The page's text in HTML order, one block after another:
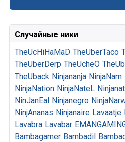
Случайные ники
TheUcHiHaMaD TheUberTaco
TheUberDerp TheUcheO
TheUback Ninjananja NinjaNam
NinjaNation NinjaNateL
NinJanEal Ninjanegro
NinjAnanas Ninjanaire Lavaatje
Lavabra Lavabar
Bambagamer Bambadil